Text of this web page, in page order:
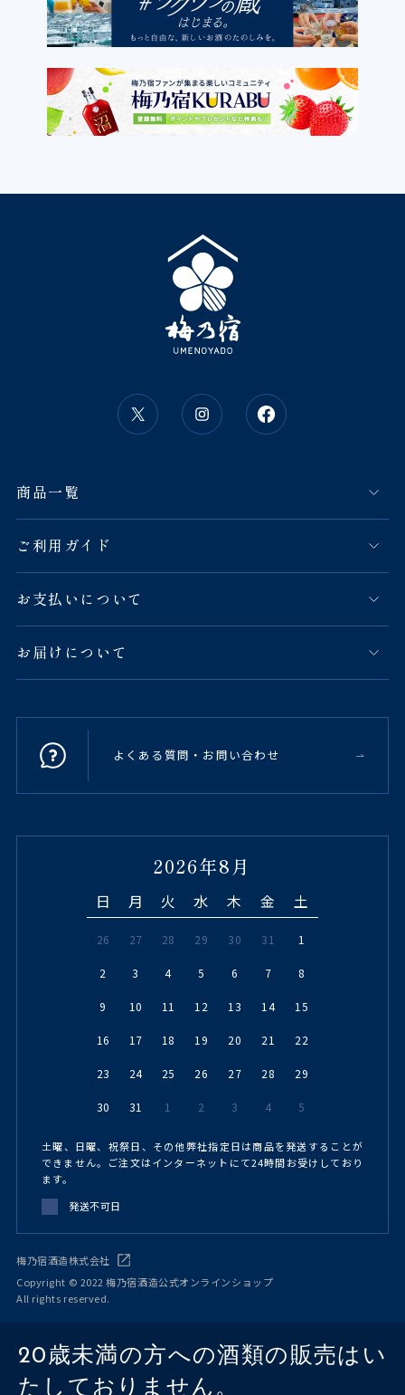
商品一覧
ご利用ガイド
お支払いについて
お届けについて
よくある質問・お問い合わせ
2026年8月
日 月 火 水 木 金 土
26 27 28 29 30 31 1
2 3 4 5 6 7 8
9 10 11 12 13 14 15
16 17 18 19 20 21 22
23 24 25 26 27 28 29
30 31 1 2 3 4 5
土曜、日曜、祝祭日、その他弊社指定日は商品を発送することが
できません。ご注文はインターネットにて24時間お受けしており
ます。
発送不可日
梅乃宿酒造株式会社
Copyright © 2022 梅乃宿酒造公式オンラインショップ
All rights reserved.
20歳未満の方への酒類の販売はい
たしておりません。